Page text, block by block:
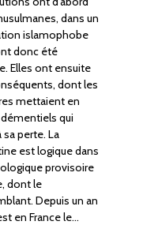
dans un
islamophobe
donc été
Elles ont ensuite
dont les
mettaient en
qui
perte. La
est logique dans
provisoire
dont le
Depuis un an
en France le…